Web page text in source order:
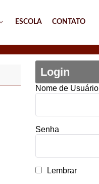
ESCOLA CONTATO
Login
Nome de Usuário
Senha
Lembrar